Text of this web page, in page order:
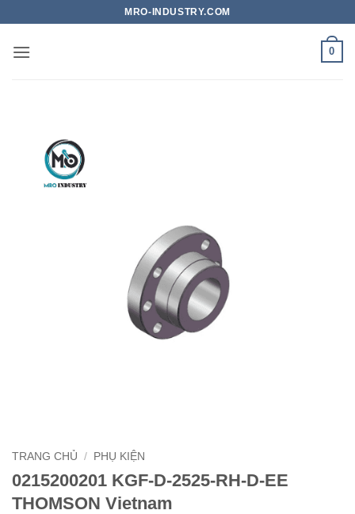
nội
MRO-INDUSTRY.COM
0
TRANG CHỦ / PHỤ KIỆN
0215200201 KGF-D-2525-RH-D-EE
THOMSON Vietnam